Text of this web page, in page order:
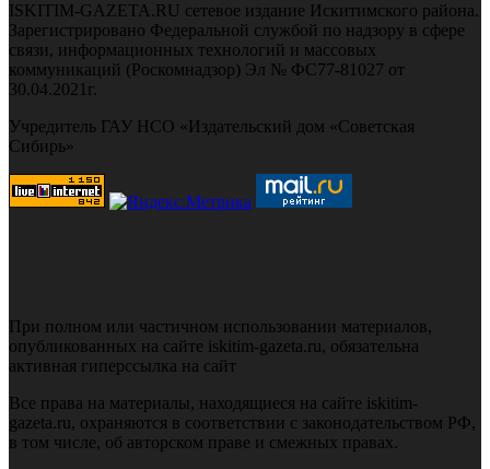
ISKITIM-GAZETA.RU сетевое издание Искитимского района.
Зарегистрировано Федеральной службой по надзору в сфере
связи, информационных технологий и массовых
коммуникаций (Роскомнадзор) Эл № ФС77-81027 от
30.04.2021г.
Учредитель ГАУ НСО «Издательский дом «Советская
Сибирь»
При полном или частичном использовании материалов,
опубликованных на сайте iskitim-gazeta.ru, обязательна
активная гиперссылка на сайт
Все права на материалы, находящиеся на сайте iskitim-
gazeta.ru, охраняются в соответствии с законодательством РФ,
в том числе, об авторском праве и смежных правах.